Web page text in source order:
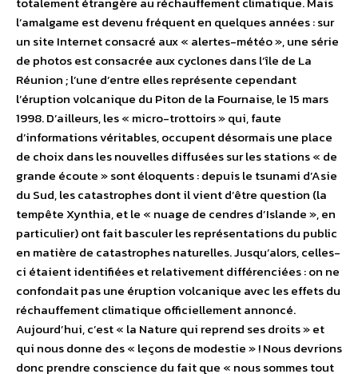
l’amalgame est devenu fréquent en quelques années : sur
un site Internet consacré aux « alertes-météo », une série
de photos est consacrée aux cyclones dans l’île de La
Réunion ; l’une d’entre elles représente cependant
l’éruption volcanique du Piton de la Fournaise, le 15 mars
1998. D’ailleurs, les « micro-trottoirs » qui, faute
d’informations véritables, occupent désormais une place
de choix dans les nouvelles diffusées sur les stations « de
grande écoute » sont éloquents : depuis le tsunami d’Asie
du Sud, les catastrophes dont il vient d’être question (la
tempête Xynthia, et le « nuage de cendres d’Islande », en
particulier) ont fait basculer les représentations du public
en matière de catastrophes naturelles. Jusqu’alors, celles-
ci étaient identifiées et relativement différenciées : on ne
confondait pas une éruption volcanique avec les effets du
réchauffement climatique officiellement annoncé.
Aujourd’hui, c’est « la Nature qui reprend ses droits » et
qui nous donne des « leçons de modestie » ! Nous devrions
donc prendre conscience du fait que « nous sommes tout